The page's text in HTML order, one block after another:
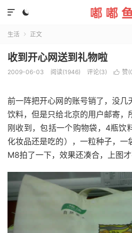


生活  正文
收到开心网送到礼物啦
2009-06-03 阅读(1946) 评论(3)  赞(
前一阵把开心网的账号销了，没几
饮料，但是只给北京的用户邮寄，
刚收到，包括一个购物袋，4瓶饮
化妆品还是吃的），一粒种子，一
M8拍了一下，效果还凑合，上图才